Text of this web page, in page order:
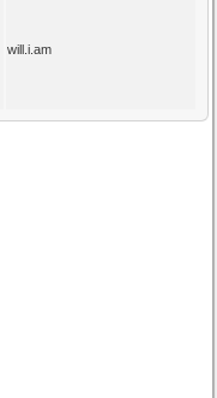
will.i.am